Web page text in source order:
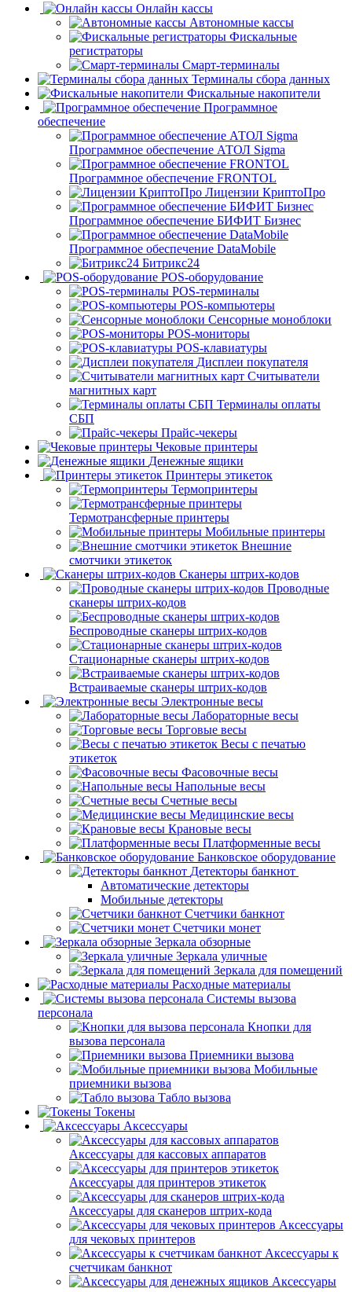
Онлайн кассы
Автономные кассы
Фискальные
регистраторы
Смарт-терминалы
Терминалы сбора данных
Фискальные накопители
Программное
обеспечение
Программное обеспечение АТОЛ Sigma
Программное обеспечение FRONTOL
Лицензии КриптоПро
Программное обеспечение БИФИТ Бизнес
Программное обеспечение DataMobile
Битрикс24
POS-оборудование
POS-терминалы
POS-компьютеры
Сенсорные моноблоки
POS-мониторы
POS-клавиатуры
Дисплеи покупателя
Считыватели
магнитных карт
Терминалы оплаты
СБП
Прайс-чекеры
Чековые принтеры
Денежные ящики
Принтеры этикеток
Термопринтеры
Термотрансферные принтеры
Мобильные принтеры
Внешние
смотчики этикеток
Сканеры штрих-кодов
Проводные
сканеры штрих-кодов
Беспроводные сканеры штрих-кодов
Стационарные сканеры штрих-кодов
Встраиваемые сканеры штрих-кодов
Электронные весы
Лабораторные весы
Торговые весы
Весы с печатью
этикеток
Фасовочные весы
Напольные весы
Счетные весы
Медицинские весы
Крановые весы
Платформенные весы
Банковское оборудование
Детекторы банкнот
Автоматические детекторы
Мобильные детекторы
Счетчики банкнот
Счетчики монет
Зеркала обзорные
Зеркала уличные
Зеркала для помещений
Расходные материалы
Системы вызова
персонала
Кнопки для
вызова персонала
Приемники вызова
Мобильные
приемники вызова
Табло вызова
Токены
Аксессуары
Аксессуары для кассовых аппаратов
Аксессуары для принтеров этикеток
Аксессуары для сканеров штрих-кода
Аксессуары
для чековых принтеров
Аксессуары к
счетчикам банкнот
Аксессуары